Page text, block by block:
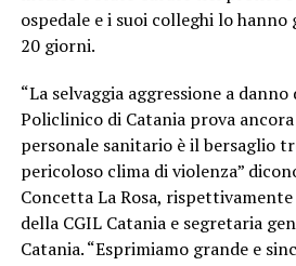
ospedale e i suoi colleghi lo
20 giorni.
“La selvaggia aggressione a
Policlinico di Catania prova
personale sanitario è il bersaglio
pericoloso clima di violenza”
Concetta La Rosa,
della CGIL Catania e segretaria
Catania. “Esprimiamo grande e